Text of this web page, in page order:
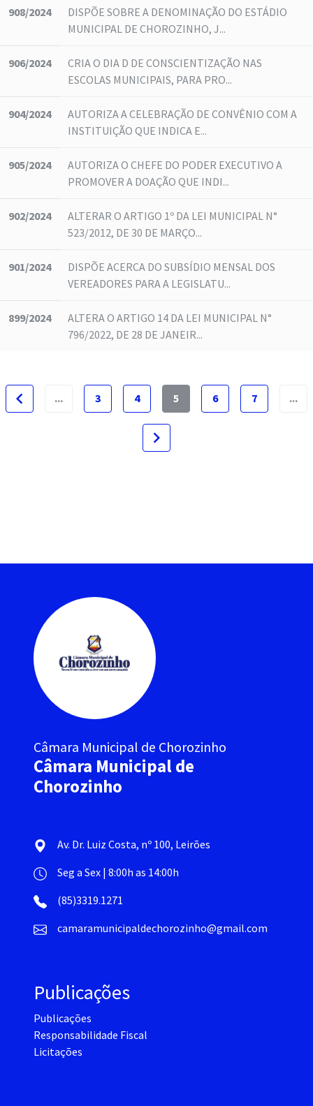
908/2024
DISPÕE SOBRE A DENOMINAÇÃO DO ESTÁDIO
MUNICIPAL DE CHOROZINHO, J...
906/2024
CRIA O DIA D DE CONSCIENTIZAÇÃO NAS
ESCOLAS MUNICIPAIS, PARA PRO...
904/2024
AUTORIZA A CELEBRAÇÃO DE CONVÊNIO COM A
INSTITUIÇÃO QUE INDICA E...
905/2024
AUTORIZA O CHEFE DO PODER EXECUTIVO A
PROMOVER A DOAÇÃO QUE INDI...
902/2024
ALTERAR O ARTIGO 1º DA LEI MUNICIPAL N°
523/2012, DE 30 DE MARÇO...
901/2024
DISPÕE ACERCA DO SUBSÍDIO MENSAL DOS
VEREADORES PARA A LEGISLATU...
899/2024
ALTERA O ARTIGO 14 DA LEI MUNICIPAL N°
796/2022, DE 28 DE JANEIR...
navigate_before ... 3 4 5 6 7 ...
navigate_next
Câmara Municipal de Chorozinho
Câmara Municipal de
Chorozinho
Av. Dr. Luiz Costa, nº 100, Leirões
Seg a Sex | 8:00h as 14:00h
(85)3319.1271
camaramunicipaldechorozinho@gmail.com
Publicações
Publicações
Responsabilidade Fiscal
Licitações